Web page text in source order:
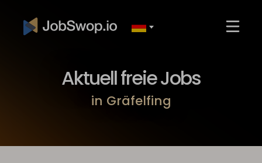
Aktuell freie Jobs
in Gräfelfing